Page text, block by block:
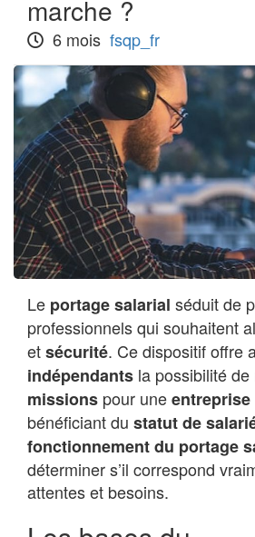
marche ?
6 mois fsqp_fr
Le portage salarial séduit de
professionnels qui souhaitent
etsécurité. Ce dispositif offre
indépendants la possibilité
missions pour une
bénéficiant du statut de
fonctionnement du portage
déterminer s’il correspond
attentes et besoins.